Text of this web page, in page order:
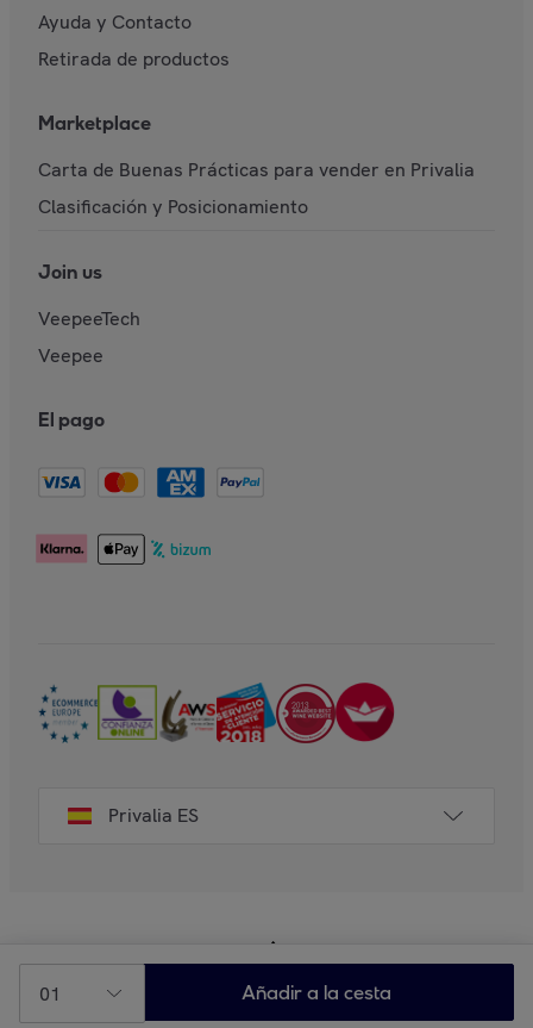
01 Añadir a la cesta
Ayuda y Contacto
Retirada de productos
Marketplace
Carta de Buenas Prácticas para vender en Privalia
Clasificación y Posicionamiento
Join us
VeepeeTech
Veepee
El pago
Privalia ES